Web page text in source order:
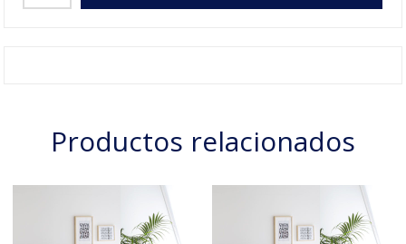
Productos relacionados